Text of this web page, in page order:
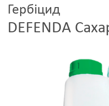
Гербіцид
DEFENDA